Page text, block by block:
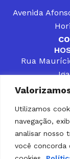
Utilizamos
navegação,
analisar nosso
você concorda
Avenida
Rua
CONTATOS
PÚBLICOS
PARCEIRO
SOLUÇÃO
GESTORES